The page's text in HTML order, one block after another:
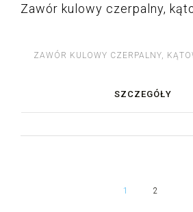
Zawór kulowy czerpalny,
ZAWÓR KULOWY CZERPALNY,
SZCZEGÓŁY
1 2